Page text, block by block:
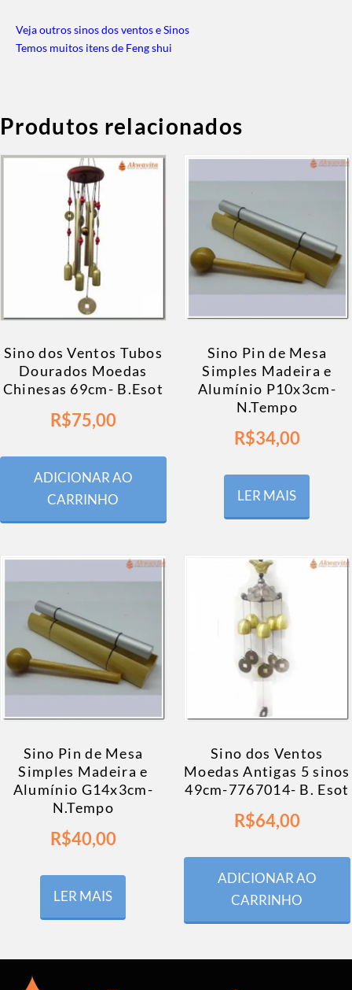
Veja outros sinos dos ventos e Sinos
Temos muitos itens de Feng shui
Produtos relacionados
Sino dos Ventos Tubos
Dourados Moedas
Chinesas 69cm- B.Esot
R$75,00
ADICIONAR AO
CARRINHO
Sino Pin de Mesa
Simples Madeira e
Alumínio P10x3cm-
N.Tempo
R$34,00
LER MAIS
Sino Pin de Mesa
Simples Madeira e
Alumínio G14x3cm-
N.Tempo
R$40,00
LER MAIS
Sino dos Ventos
Moedas Antigas 5 sinos
49cm-7767014- B. Esot
R$64,00
ADICIONAR AO
CARRINHO